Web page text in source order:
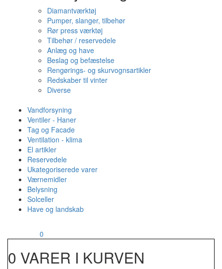
Diamantværktøj
Pumper, slanger, tilbehør
Rør press værktøj
Tilbehør / reservedele
Anlæg og have
Beslag og befæstelse
Rengørings- og skurvognsartikler
Redskaber til vinter
Diverse
Vandforsyning
Ventiler - Haner
Tag og Facade
Ventilation - klima
El artikler
Reservedele
Ukategoriserede varer
Værnemidler
Belysning
Solceller
Have og landskab
0
0 VARER I KURVEN